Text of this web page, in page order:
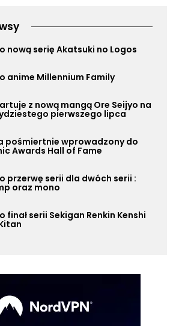
nową serię Akatsuki no Logos
anime Millennium Family
z nową mangą Ore Seijyo na
pierwszego lipca
pośmiertnie wprowadzony do
Awards Hall of Fame
przerwę serii dla dwóch serii :
oraz mono
finał serii Sekigan Renkin Kenshi